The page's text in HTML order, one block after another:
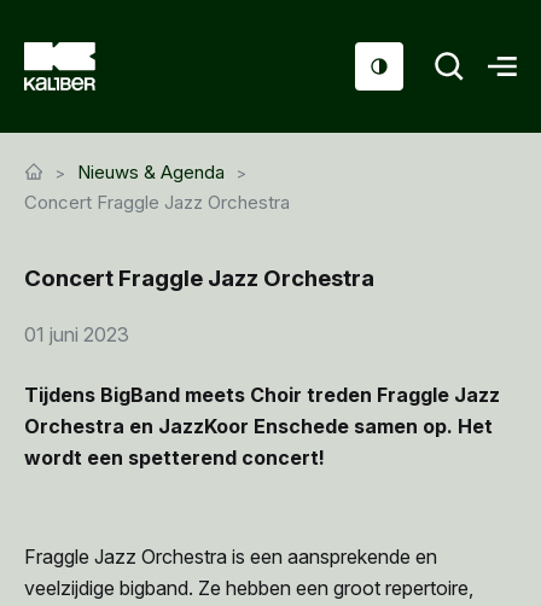
Scholen
Contact
Nieuws & Agenda
Concert Fraggle Jazz Orchestra
Concert Fraggle Jazz Orchestra
01 juni 2023
Tijdens BigBand meets Choir treden Fraggle Jazz
Orchestra en JazzKoor Enschede samen op. Het
wordt een spetterend concert!
Fraggle Jazz Orchestra is een aansprekende en
veelzijdige bigband. Ze hebben een groot repertoire,